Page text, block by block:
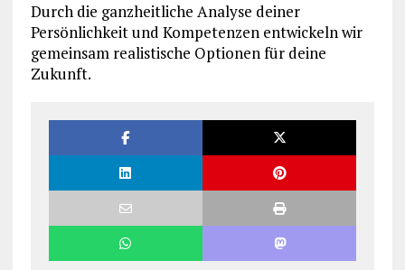
Durch die ganzheitliche Analyse deiner
Persönlichkeit und Kompetenzen entwickeln wir
gemeinsam realistische Optionen für deine
Zukunft.